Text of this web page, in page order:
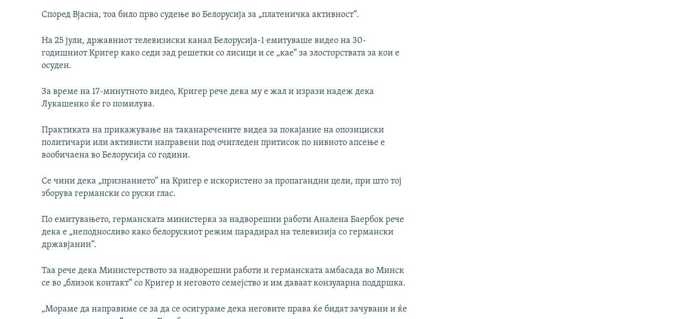
Според Вјасна, тоа било прво судење во Белорусија за „платеничка активност“.
На 25 јули, државниот телевизиски канал Белорусија-1 емитуваше видео на 30-
годишниот Кригер како седи зад решетки со лисици и се „кае“ за злосторствата за кои е
осуден.
За време на 17-минутното видео, Кригер рече дека му е жал и изрази надеж дека
Лукашенко ќе го помилува.
Практиката на прикажување на таканаречените видеа за покајание на опозициски
политичари или активисти направени под очигледен притисок по нивното апсење е
вообичаена во Белорусија со години.
Се чини дека „признанието“ на Кригер е искористено за пропагандни цели, при што тој
зборува германски со руски глас.
По емитувањето, германската министерка за надворешни работи Аналена Баербок рече
дека е „неподносливо како белорускиот режим парадирал на телевизија со германски
државјанин“.
Таа рече дека Министерството за надворешни работи и германската амбасада во Минск
се во „близок контакт“ со Кригер и неговото семејство и им даваат конзуларна поддршка.
„Мораме да направиме се за да се осигураме дека неговите права ќе бидат зачувани и ќе